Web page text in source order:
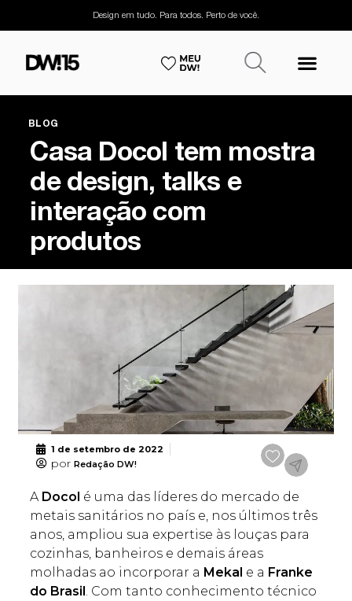
Design em tudo. Para todos. Perto de você.
BLOG
Casa Docol tem mostra
de design, talks e
interação com
produtos
1 de setembro de 2022
por Redação DW!
A Docol é uma das líderes do mercado de
metais sanitários no país e, nos últimos três
anos, ampliou sua expertise às louças para
cozinhas, banheiros e demais áreas
molhadas ao incorporar a Mekal e a Franke
do Brasil . Com tanto conhecimento técnico